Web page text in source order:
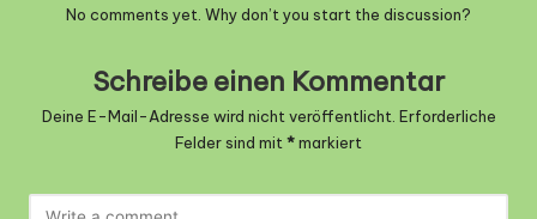
No comments yet. Why don’t you start the discussion?
Schreibe einen Kommentar
Deine E-Mail-Adresse wird nicht veröffentlicht. Erforderliche
Felder sind mit *markiert